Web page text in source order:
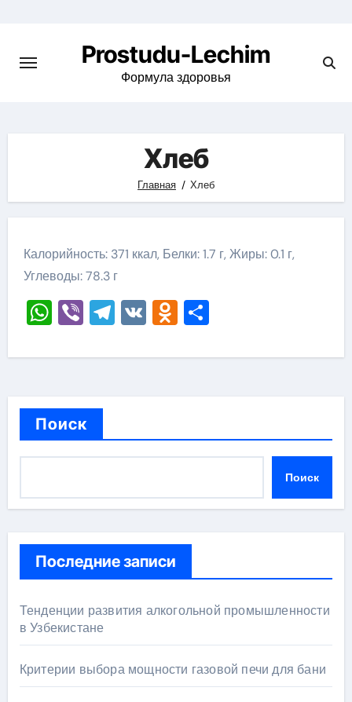
содержимому
Prostudu-Lechim
Формула здоровья
Хлеб
Главная Хлеб
Калорийность: 371 ккал, Белки: 1.7 г, Жиры: 0.1 г,
Углеводы: 78.3 г
WhatsApp
ViberTelegram
VKOdnoklassniki
Отправить
Поиск
Поиск
Последние записи
Тенденции развития алкогольной промышленности
в Узбекистане
Критерии выбора мощности газовой печи для бани